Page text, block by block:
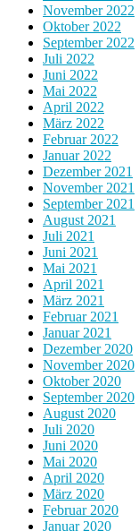
November 2022
Oktober 2022
September 2022
Juli 2022
Juni 2022
Mai 2022
April 2022
März 2022
Februar 2022
Januar 2022
Dezember 2021
November 2021
September 2021
August 2021
Juli 2021
Juni 2021
Mai 2021
April 2021
März 2021
Februar 2021
Januar 2021
Dezember 2020
November 2020
Oktober 2020
September 2020
August 2020
Juli 2020
Juni 2020
Mai 2020
April 2020
März 2020
Februar 2020
Januar 2020